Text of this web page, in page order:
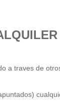
a traves de